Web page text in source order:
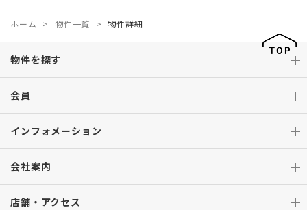
ホーム 物件一覧 物件詳細
物件を探す
会員
インフォメーション
会社案内
店舗・アクセス